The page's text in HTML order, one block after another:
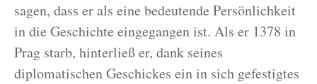
sagen, dass er als eine bedeutende Persönlichkeit
in die Geschichte eingegangen ist. Als er 1378 in
Prag starb, hinterließ er, dank seines
diplomatischen Geschickes ein in sich gefestigtes